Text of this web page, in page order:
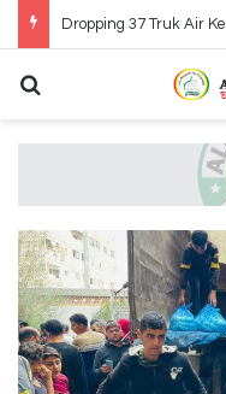
Dropping 37 Truk Air